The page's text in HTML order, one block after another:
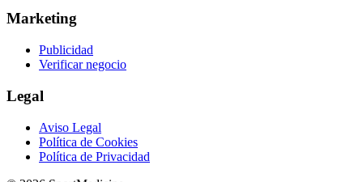
Marketing
Publicidad
Verificar negocio
Legal
Aviso Legal
Política de Cookies
Política de Privacidad